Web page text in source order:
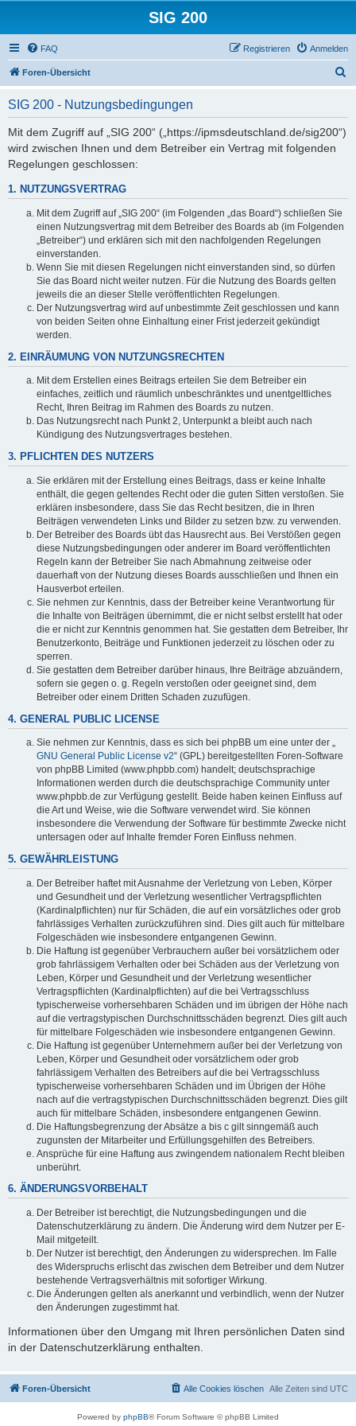
SIG 200
FAQ Anmelden
Registrieren
Foren-Übersicht
SIG 200 - Nutzungsbedingungen
Mit dem Zugriff auf „SIG 200“ („https://ipmsdeutschland.de/sig200“)
wird zwischen Ihnen und dem Betreiber ein Vertrag mit folgenden
Regelungen geschlossen:
1. NUTZUNGSVERTRAG
Mit dem Zugriff auf „SIG 200“ (im Folgenden „das Board“) schließen Sie
einen Nutzungsvertrag mit dem Betreiber des Boards ab (im Folgenden
„Betreiber“) und erklären sich mit den nachfolgenden Regelungen
einverstanden.
Wenn Sie mit diesen Regelungen nicht einverstanden sind, so dürfen
Sie das Board nicht weiter nutzen. Für die Nutzung des Boards gelten
jeweils die an dieser Stelle veröffentlichten Regelungen.
Der Nutzungsvertrag wird auf unbestimmte Zeit geschlossen und kann
von beiden Seiten ohne Einhaltung einer Frist jederzeit gekündigt
werden.
2. EINRÄUMUNG VON NUTZUNGSRECHTEN
Mit dem Erstellen eines Beitrags erteilen Sie dem Betreiber ein
einfaches, zeitlich und räumlich unbeschränktes und unentgeltliches
Recht, Ihren Beitrag im Rahmen des Boards zu nutzen.
Das Nutzungsrecht nach Punkt 2, Unterpunkt a bleibt auch nach
Kündigung des Nutzungsvertrages bestehen.
3. PFLICHTEN DES NUTZERS
Sie erklären mit der Erstellung eines Beitrags, dass er keine Inhalte
enthält, die gegen geltendes Recht oder die guten Sitten verstoßen. Sie
erklären insbesondere, dass Sie das Recht besitzen, die in Ihren
Beiträgen verwendeten Links und Bilder zu setzen bzw. zu verwenden.
Der Betreiber des Boards übt das Hausrecht aus. Bei Verstößen gegen
diese Nutzungsbedingungen oder anderer im Board veröffentlichten
Regeln kann der Betreiber Sie nach Abmahnung zeitweise oder
dauerhaft von der Nutzung dieses Boards ausschließen und Ihnen ein
Hausverbot erteilen.
Sie nehmen zur Kenntnis, dass der Betreiber keine Verantwortung für
die Inhalte von Beiträgen übernimmt, die er nicht selbst erstellt hat oder
die er nicht zur Kenntnis genommen hat. Sie gestatten dem Betreiber, Ihr
Benutzerkonto, Beiträge und Funktionen jederzeit zu löschen oder zu
sperren.
Sie gestatten dem Betreiber darüber hinaus, Ihre Beiträge abzuändern,
sofern sie gegen o. g. Regeln verstoßen oder geeignet sind, dem
Betreiber oder einem Dritten Schaden zuzufügen.
4. GENERAL PUBLIC LICENSE
Sie nehmen zur Kenntnis, dass es sich bei phpBB um eine unter der „
GNU General Public License v2“ (GPL) bereitgestellten Foren-Software
von phpBB Limited (www.phpbb.com) handelt; deutschsprachige
Informationen werden durch die deutschsprachige Community unter
www.phpbb.de zur Verfügung gestellt. Beide haben keinen Einfluss auf
die Art und Weise, wie die Software verwendet wird. Sie können
insbesondere die Verwendung der Software für bestimmte Zwecke nicht
untersagen oder auf Inhalte fremder Foren Einfluss nehmen.
5. GEWÄHRLEISTUNG
Der Betreiber haftet mit Ausnahme der Verletzung von Leben, Körper
und Gesundheit und der Verletzung wesentlicher Vertragspflichten
(Kardinalpflichten) nur für Schäden, die auf ein vorsätzliches oder grob
fahrlässiges Verhalten zurückzuführen sind. Dies gilt auch für mittelbare
Folgeschäden wie insbesondere entgangenen Gewinn.
Die Haftung ist gegenüber Verbrauchern außer bei vorsätzlichem oder
grob fahrlässigem Verhalten oder bei Schäden aus der Verletzung von
Leben, Körper und Gesundheit und der Verletzung wesentlicher
Vertragspflichten (Kardinalpflichten) auf die bei Vertragsschluss
typischerweise vorhersehbaren Schäden und im übrigen der Höhe nach
auf die vertragstypischen Durchschnittsschäden begrenzt. Dies gilt auch
für mittelbare Folgeschäden wie insbesondere entgangenen Gewinn.
Die Haftung ist gegenüber Unternehmern außer bei der Verletzung von
Leben, Körper und Gesundheit oder vorsätzlichem oder grob
fahrlässigem Verhalten des Betreibers auf die bei Vertragsschluss
typischerweise vorhersehbaren Schäden und im Übrigen der Höhe
nach auf die vertragstypischen Durchschnittsschäden begrenzt. Dies gilt
auch für mittelbare Schäden, insbesondere entgangenen Gewinn.
Die Haftungsbegrenzung der Absätze a bis c gilt sinngemäß auch
zugunsten der Mitarbeiter und Erfüllungsgehilfen des Betreibers.
Ansprüche für eine Haftung aus zwingendem nationalem Recht bleiben
unberührt.
6. ÄNDERUNGSVORBEHALT
Der Betreiber ist berechtigt, die Nutzungsbedingungen und die
Datenschutzerklärung zu ändern. Die Änderung wird dem Nutzer per E-
Mail mitgeteilt.
Der Nutzer ist berechtigt, den Änderungen zu widersprechen. Im Falle
des Widerspruchs erlischt das zwischen dem Betreiber und dem Nutzer
bestehende Vertragsverhältnis mit sofortiger Wirkung.
Die Änderungen gelten als anerkannt und verbindlich, wenn der Nutzer
den Änderungen zugestimmt hat.
Informationen über den Umgang mit Ihren persönlichen Daten sind
in der Datenschutzerklärung enthalten.
Foren-Übersicht Alle Zeiten sind UTC
Alle Cookies löschen
Powered by phpBB® Forum Software © phpBB Limited